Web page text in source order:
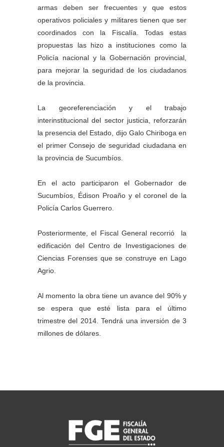
armas deben ser frecuentes y que estos
operativos policiales y militares tienen que ser
coordinados con la Fiscalía. Todas estas
propuestas las hizo a instituciones como la
Policía nacional y laGobernación provincial,
para mejorar la seguridad de los ciudadanos
de la provincia.
La georeferenciación y el trabajo
interinstitucional del sector justicia, reforzarán
la presencia del Estado, dijo Galo Chiriboga en
el primer Consejo de seguridad ciudadana en
la provincia de Sucumbíos.
En el acto participaron el Gobernador de
Sucumbíos, Édison Proaño y el coronel de la
Policía Carlos Guerrero.
Posteriormente, el Fiscal General recorrió la
edificación del Centro de Investigaciones de
Ciencias Forenses que se construye en Lago
Agrio.
Al momento la obra tiene un avance del 90% y
se espera que esté lista para el último
trimestre del 2014. Tendrá una inversión de 3
millones de dólares.